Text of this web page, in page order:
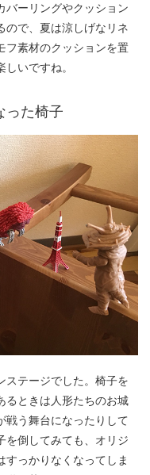
バーリングやクッション
ので、夏は涼しげなリネ
フ素材のクッションを置
いですね。
った椅子
ステージでした。椅子を
るときは人形たちのお城
戦う舞台になったりして
を倒してみても、オリジ
すっかりなくなってしま